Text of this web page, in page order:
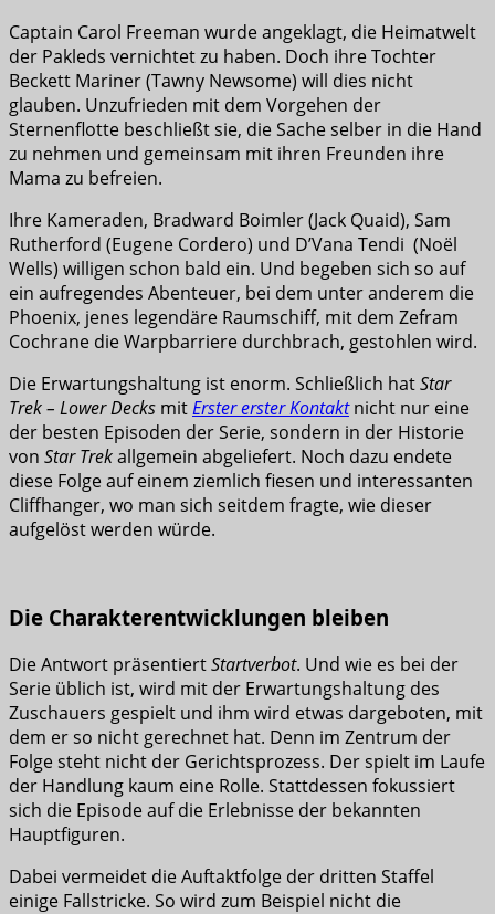
Captain Carol Freeman wurde angeklagt, die Heimatwelt
der Pakleds vernichtet zu haben. Doch ihre Tochter
Beckett Mariner (Tawny Newsome) will dies nicht
glauben. Unzufrieden mit dem Vorgehen der
Sternenflotte beschließt sie, die Sache selber in die Hand
zu nehmen und gemeinsam mit ihren Freunden ihre
Mama zu befreien.
Ihre Kameraden, Bradward Boimler (Jack Quaid), Sam
Rutherford (Eugene Cordero) und D’Vana Tendi (Noël
Wells) willigen schon bald ein. Und begeben sich so auf
ein aufregendes Abenteuer, bei dem unter anderem die
Phoenix, jenes legendäre Raumschiff, mit dem Zefram
Cochrane die Warpbarriere durchbrach, gestohlen wird.
Die Erwartungshaltung ist enorm. Schließlich hatStar
Trek – Lower Decks mitErster erster Kontaktnicht nur eine
der besten Episoden der Serie, sondern in der Historie
von Star Trekallgemein abgeliefert. Noch dazu endete
diese Folge auf einem ziemlich fiesen und interessanten
Cliffhanger, wo man sich seitdem fragte, wie dieser
aufgelöst werden würde.
Die Charakterentwicklungen bleiben
Die Antwort präsentiertStartverbot. Und wie es bei der
Serie üblich ist, wird mit der Erwartungshaltung des
Zuschauers gespielt und ihm wird etwas dargeboten, mit
dem er so nicht gerechnet hat. Denn im Zentrum der
Folge steht nicht der Gerichtsprozess. Der spielt im Laufe
der Handlung kaum eine Rolle. Stattdessen fokussiert
sich die Episode auf die Erlebnisse der bekannten
Hauptfiguren.
Dabei vermeidet die Auftaktfolge der dritten Staffel
einige Fallstricke. So wird zum Beispiel nicht die